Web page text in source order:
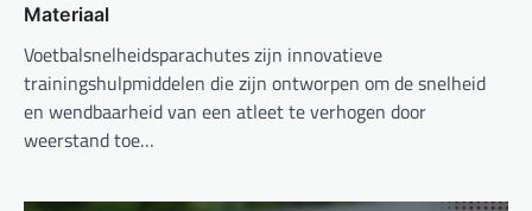
Materiaal
Voetbalsnelheidsparachutes zijn innovatieve
trainingshulpmiddelen die zijn ontworpen om de snelheid
en wendbaarheid van een atleet te verhogen door
weerstand toe…